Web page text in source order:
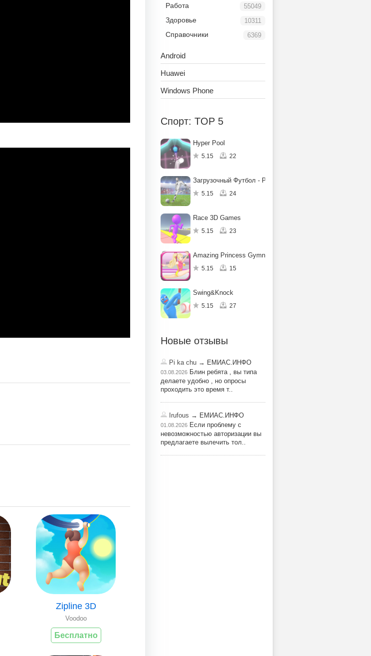
Zipline 3D
Voodoo
Бесплатно
55049
Работа
10311
Здоровье
6369
Справочники
Android
Huawei
Windows Phone
Спорт: TOP 5
Hyper Pool
5.15 22
Загрузочный Футбол - Робот Kic
5.15 24
Race 3D Games
5.15 23
Amazing Princess Gymnastics
5.15 15
Swing&Knock
5.15 27
Новые отзывы
Pi ka chu → ЕМИАС.ИНФО
03.08.2026 Блин ребята , вы типа
делаете удобно , но опросы
проходить это время т..
Irufous → ЕМИАС.ИНФО
01.08.2026 Если проблему с
невозможностью авторизации вы
предлагаете вылечить тол..